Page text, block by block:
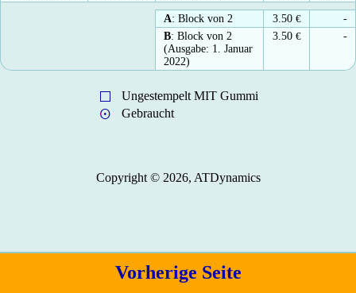
A: Block von 2 3.50 €
-
B: Block von 2
(Ausgabe: 1. Januar
2022)
3.50 € -
Ungestempelt MIT Gummi
Gebraucht
Vorherige Seite
Copyright © 2026, ATDynamics